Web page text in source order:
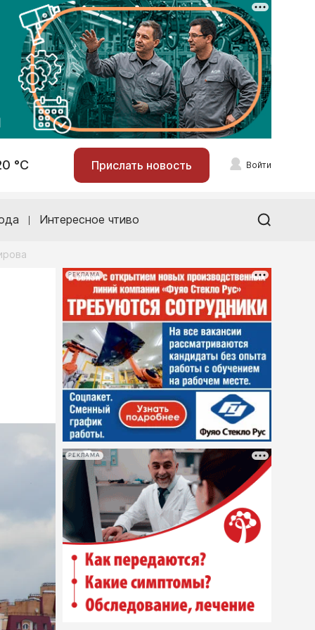
°С Прислать новость Войти
Интересное чтиво
РЕКЛАМА
РЕКЛАМА